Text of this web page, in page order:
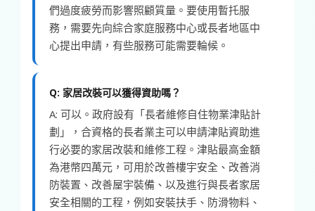
們過度疲勞而影響照顧質量。要使用暫托服
務，需要先向綜合家庭服務中心或長者地區中
心提出申請，有些服務可能需要輪候。
Q: 家居改裝可以獲得資助嗎？
A: 可以。政府設有「長者維修自住物業津貼計
劃」，合資格的長者業主可以申請津貼資助進
行必要的家居改裝和維修工程。津貼最高金額
為港幣四萬元，可用於改善樓宇安全、改善消
防裝置、改善屋宇裝備、以及進行與長者家居
安全相關的工程，例如安裝扶手、防滑物料、